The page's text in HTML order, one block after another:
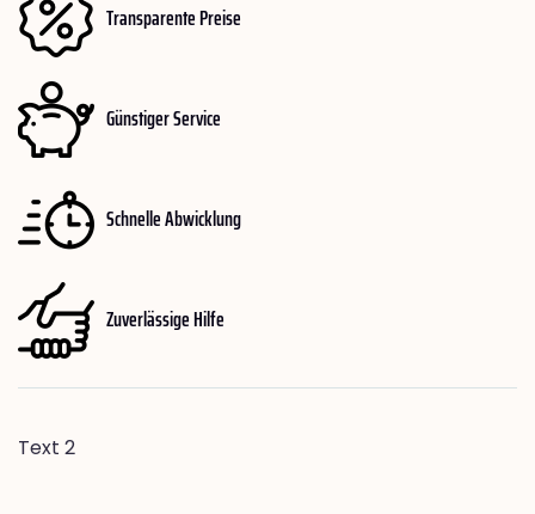
Transparente Preise
Günstiger Service
Schnelle Abwicklung
Zuverlässige Hilfe
Text 2